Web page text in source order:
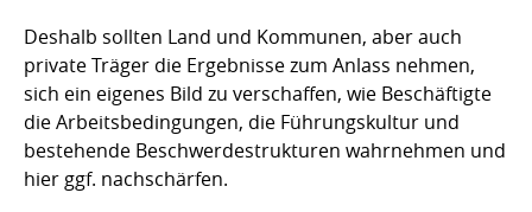
Deshalb sollten Land und Kommunen, aber auch
private Träger die Ergebnisse zum Anlass nehmen,
sich ein eigenes Bild zu verschaffen, wie Beschäftigte
die Arbeitsbedingungen, die Führungskultur und
bestehende Beschwerdestrukturen wahrnehmen und
hier ggf. nachschärfen.